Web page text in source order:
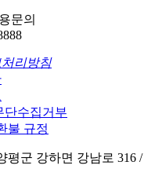
문의
리방침
단수집거부
불 규정
평군 강하면 강남로 316 /